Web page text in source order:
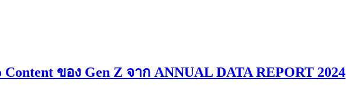
ของ Gen Z จาก ANNUAL DATA REPORT 2024